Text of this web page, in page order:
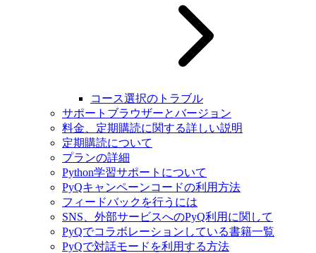
コース選択のトラブル
サポートブラウザーとバージョン
料金、定期購読に関する詳しい説明
定期購読について
プランの詳細
Python学習サポートについて
PyQキャンペーンコードの利用方法
フィードバックを行うには
SNS、外部サービスへのPyQ利用に関して
PyQでコラボレーションしている書籍一覧
PyQで対話モードを利用する方法